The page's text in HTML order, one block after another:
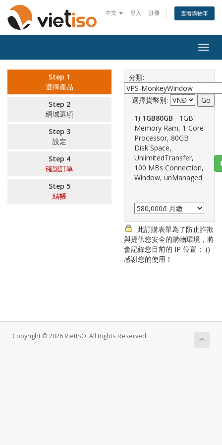
中文 登入 註冊 查看購物車
Step 1
選擇產品
Step 2
網域選項
Step 3
設定
Step 4
確認訂單
Step 5
結帳
分類:
選擇貨幣別:
1) 1GB80GB - 1GB
Memory Ram, 1 Core
Processor, 80GB
Disk Space,
UnlimitedTransfer,
100 MBs Connection,
Window, unManaged
此訂購表單為了防止詐欺
與提供您安全的購物環境，將
會記錄您目前的 IP 位置： ()
感謝您的使用！
Copyright © 2026 VietISO. All Rights Reserved.